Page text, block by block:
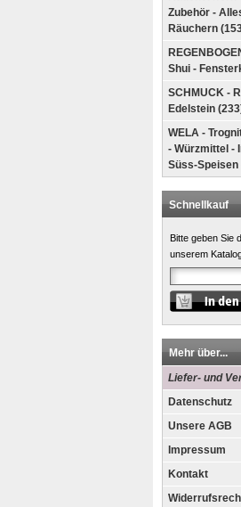
Zubehör -
Räuchern
Shui -
SCHMUCK -
Edelstein
WELA -
- Würzmittel -
Süss-Speisen
Schnellkauf
Bitte geben Sie
unserem
Mehr über...
Liefer- und
Datenschutz
Unsere AGB
Impressum
Kontakt